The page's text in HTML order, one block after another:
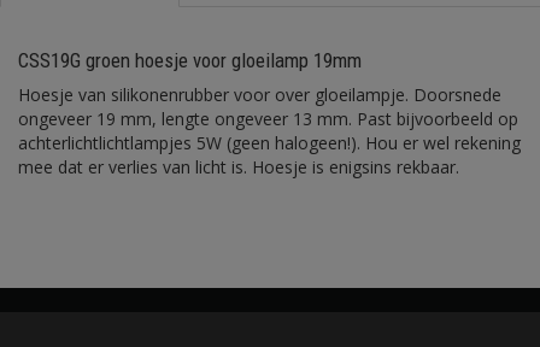
CSS19G groen hoesje voor gloeilamp 19mm
Hoesje van silikonenrubber voor over gloeilampje. Doorsnede
ongeveer 19 mm, lengte ongeveer 13 mm. Past bijvoorbeeld op
achterlichtlichtlampjes 5W (geen halogeen!). Hou er wel rekening
mee dat er verlies van licht is. Hoesje is enigsins rekbaar.